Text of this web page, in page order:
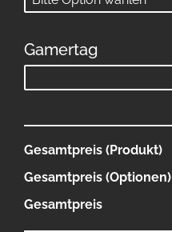
Gamertag
Gesamtpreis (Produkt)
Gesamtpreis (Optionen)
Gesamtpreis